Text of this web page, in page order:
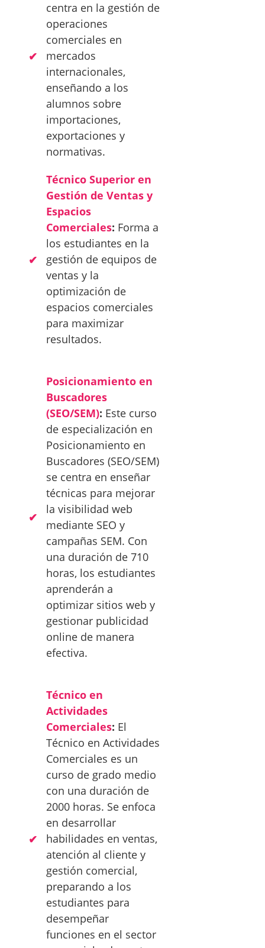
centra en la gestión de
operaciones
comerciales en
mercados
internacionales,
enseñando a los
alumnos sobre
importaciones,
exportaciones y
normativas.
Técnico Superior en
Gestión de Ventas y
Espacios
Comerciales: Forma a
los estudiantes en la
gestión de equipos de
ventas y la
optimización de
espacios comerciales
para maximizar
resultados.
Posicionamiento en
Buscadores
(SEO/SEM): Este curso
de especialización en
Posicionamiento en
Buscadores (SEO/SEM)
se centra en enseñar
técnicas para mejorar
la visibilidad web
mediante SEO y
campañas SEM. Con
una duración de 710
horas, los estudiantes
aprenderán a
optimizar sitios web y
gestionar publicidad
online de manera
efectiva.
Técnico en
Actividades
Comerciales: El
Técnico en Actividades
Comerciales es un
curso de grado medio
con una duración de
2000 horas. Se enfoca
en desarrollar
habilidades en ventas,
atención al cliente y
gestión comercial,
preparando a los
estudiantes para
desempeñar
funciones en el sector